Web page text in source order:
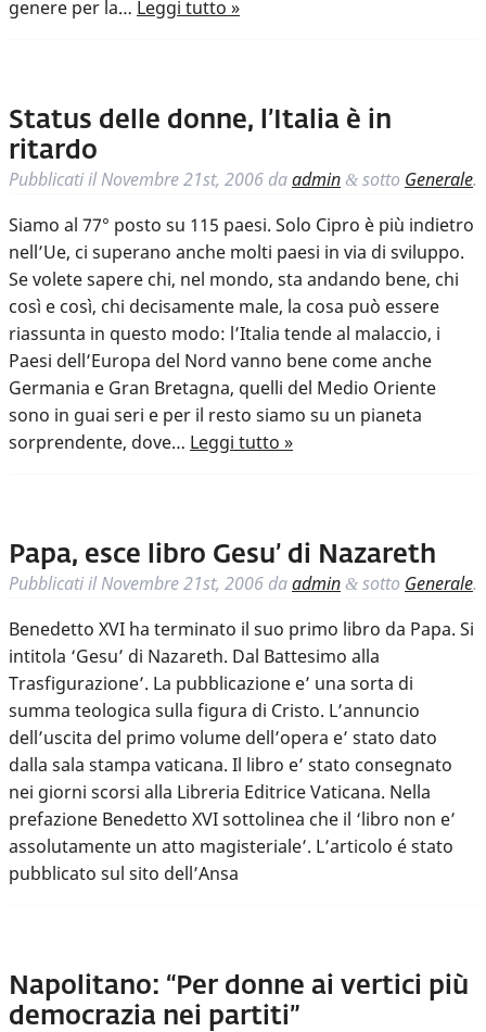
genere per la… Leggi tutto »
Status delle donne, l’Italia è in
ritardo
Pubblicati ilNovembre 21st, 2006 daadmin & sotto Generale.
Siamo al 77° posto su 115 paesi. Solo Cipro è più indietro
nell’Ue, ci superano anche molti paesi in via di sviluppo.
Se volete sapere chi, nel mondo, sta andando bene, chi
così e così, chi decisamente male, la cosa può essere
riassunta in questo modo: l’Italia tende al malaccio, i
Paesi dell’Europa del Nord vanno bene come anche
Germania e Gran Bretagna, quelli del Medio Oriente
sono in guai seri e per il resto siamo su un pianeta
sorprendente, dove… Leggi tutto »
Papa, esce libro Gesu’ di Nazareth
Pubblicati ilNovembre 21st, 2006 daadmin & sotto Generale.
Benedetto XVI ha terminato il suo primo libro da Papa. Si
intitola ‘Gesu’ di Nazareth. Dal Battesimo alla
Trasfigurazione’. La pubblicazione e’ una sorta di
summa teologica sulla figura di Cristo. L’annuncio
dell’uscita del primo volume dell’opera e’ stato dato
dalla sala stampa vaticana. Il libro e’ stato consegnato
nei giorni scorsi alla Libreria Editrice Vaticana. Nella
prefazione Benedetto XVI sottolinea che il ‘libro non e’
assolutamente un atto magisteriale’. L’articolo é stato
pubblicato sul sito dell’Ansa
Napolitano: “Per donne ai vertici più
democrazia nei partiti”